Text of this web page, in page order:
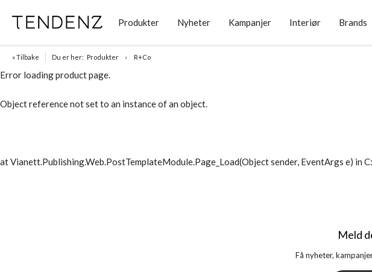
Produkter Nyheter Kampanjer Interiør Brands
« Tilbake Du er her: Produkter R+Co
Error loading product page.
Object reference not set to an instance of an object.
at Vianett.Publishing.Web.PostTemplateModule.Page_Load(Object sender, EventArgs e)
Meld
Få nyheter,